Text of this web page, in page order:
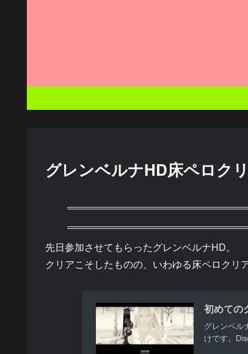
グレンベルナHD床ペロク
先日参加させてもらったグレンベルナHD。
クリアこそしたものの、いわゆる床ペロクリ
初めての
グレンベル
けです。